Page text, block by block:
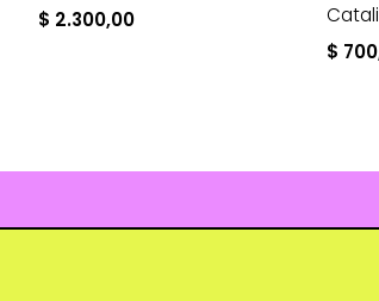
$ 2.300,00
$